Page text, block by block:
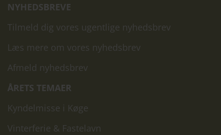
NYHEDSBREVE
Tilmeld dig vores ugentlige nyhedsbrev
Læs mere om vores nyhedsbrev
Afmeld nyhedsbrev
ÅRETS TEMAER
Kyndelmisse i Køge
Vinterferie & Fastelavn